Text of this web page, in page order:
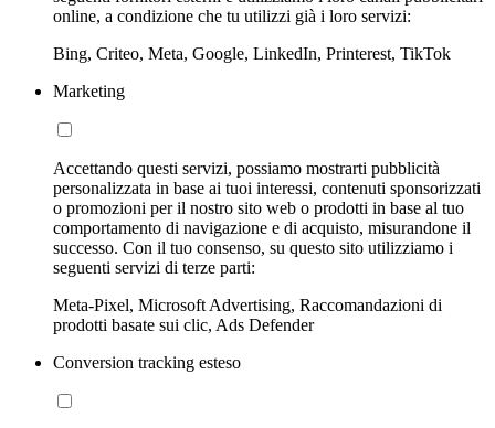
online, a condizione che tu utilizzi già i loro servizi:
Bing, Criteo, Meta, Google, LinkedIn, Printerest, TikTok
Marketing
Accettando questi servizi, possiamo mostrarti pubblicità
personalizzata in base ai tuoi interessi, contenuti sponsorizzati
o promozioni per il nostro sito web o prodotti in base al tuo
comportamento di navigazione e di acquisto, misurandone il
successo. Con il tuo consenso, su questo sito utilizziamo i
seguenti servizi di terze parti:
Meta-Pixel, Microsoft Advertising, Raccomandazioni di
prodotti basate sui clic, Ads Defender
Conversion tracking esteso